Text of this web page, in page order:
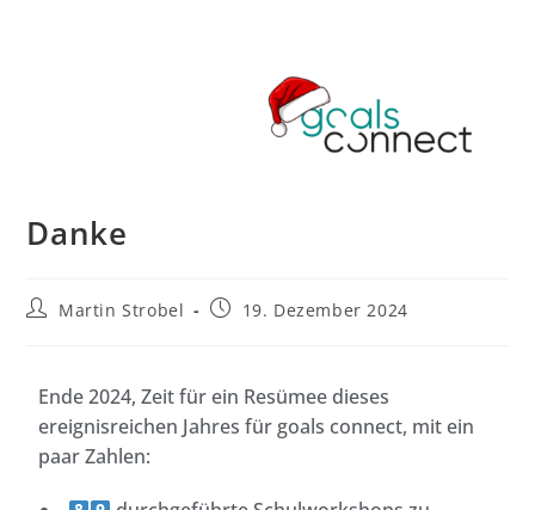
Danke
Martin Strobel 19. Dezember 2024
Ende 2024, Zeit für ein Resümee dieses
ereignisreichen Jahres für goals connect, mit ein
paar Zahlen: